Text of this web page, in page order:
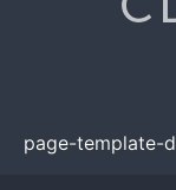
page-template-